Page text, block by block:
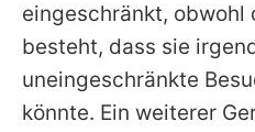
eingeschränkt, obwohl
besteht, dass sie
uneingeschränkte
könnte. Ein weiterer